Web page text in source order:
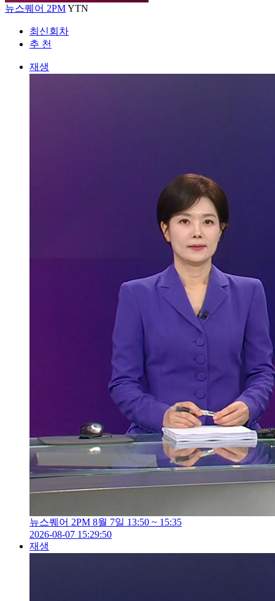
뉴스퀘어 2PMYTN
최신회차
추 천
재생
뉴스퀘어 2PM 8월 7일 13:50 ~ 15:35
2026-08-07 15:29:50
재생